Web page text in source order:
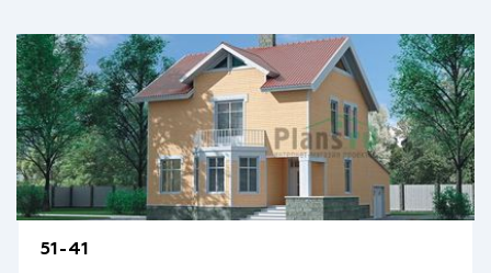
51-41